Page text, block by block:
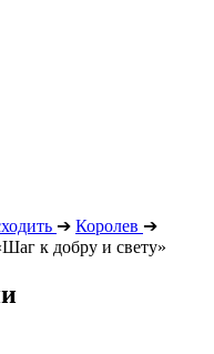
➔ Королев ➔
к добру и свету»